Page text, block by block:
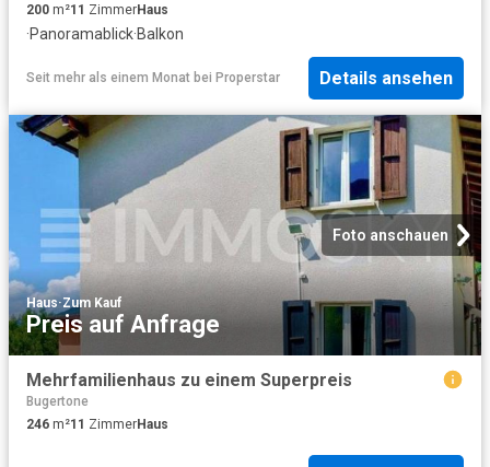
200 m²11 ZimmerHaus
·Panoramablick·Balkon
Seit mehr als einem Monat bei Properstar Details ansehen
Foto anschauen
Haus·Zum Kauf
Preis auf Anfrage
Mehrfamilienhaus zu einem Superpreis
Bugertone
246 m²11 ZimmerHaus